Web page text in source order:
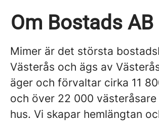
Om Bostads
Mimer är det största
Västerås och ägs av
äger och förvaltar cirka 11
och över 22 000
hus. Vi skapar hemlängtan